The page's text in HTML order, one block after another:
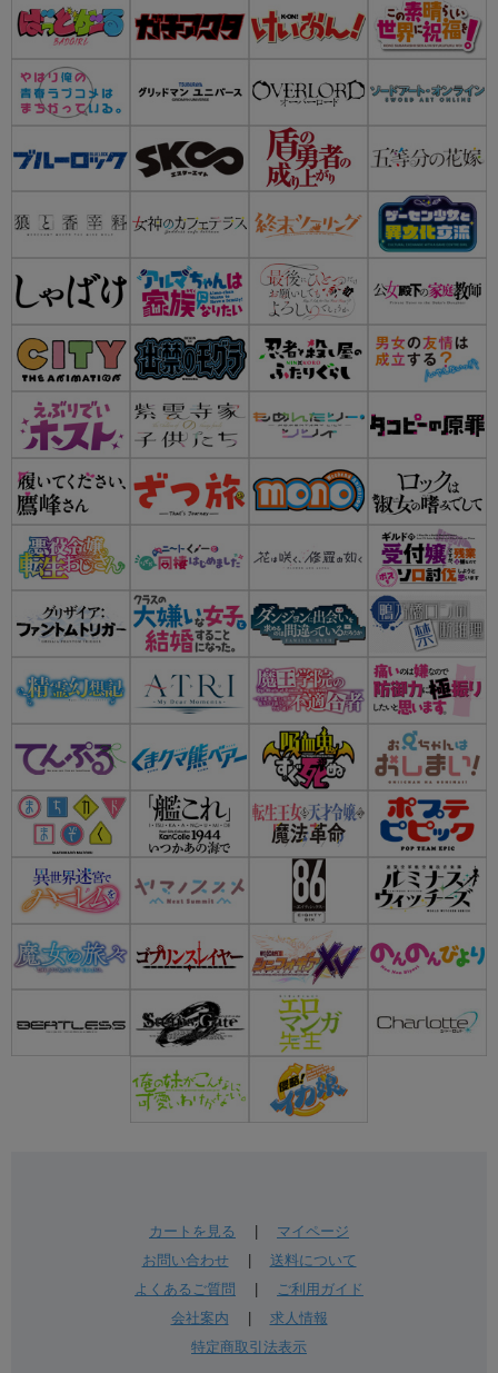
カートを見る
マイページ
お問い合わせ| 送料について
よくあるご質問
ご利用ガイド
会社案内
求人情報
特定商取引法表示